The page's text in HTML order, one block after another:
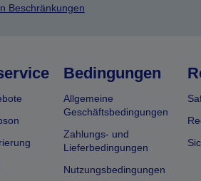
Beschränkungen
Bedingungen
Allgemeine
Geschäftsbedingungen
Zahlungs- und
Lieferbedingungen
Nutzungsbedingungen